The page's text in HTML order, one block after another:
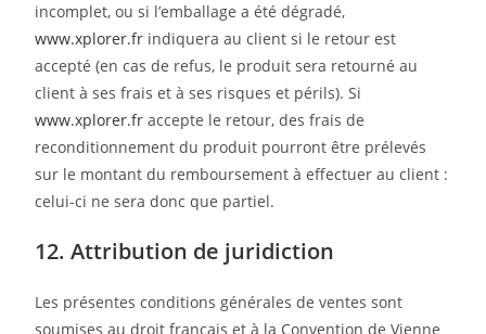
incomplet, ou si l’emballage a été dégradé,
www.xplorer.fr indiquera au client si le retour est
accepté (en cas de refus, le produit sera retourné au
client à ses frais et à ses risques et périls). Si
www.xplorer.fraccepte le retour, des frais de
reconditionnement du produit pourront être prélevés
sur le montant du remboursement à effectuer au client :
celui-ci ne sera donc que partiel.
12. Attribution de juridiction
Les présentes conditions générales de ventes sont
soumises au droit français et à la Convention de Vienne